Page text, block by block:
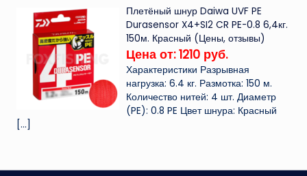
Плетёный шнур Daiwa UVF PE
Durasensor X4+SI2 CR PE-0.8 6,4кг.
150м. Красный (Цены, отзывы)
Цена от: 1210 руб.
Характеристики Разрывная
нагрузка: 6.4 кг. Размотка: 150 м.
Количество нитей: 4 шт. Диаметр
(PE): 0.8 PE Цвет шнура: Красный
[…]